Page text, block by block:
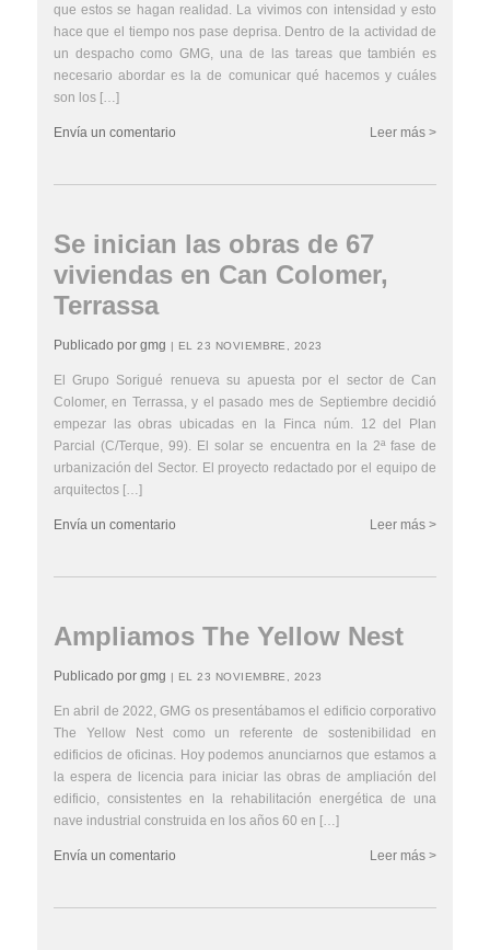
que estos se hagan realidad. La vivimos con intensidad y esto
hace que el tiempo nos pase deprisa. Dentro de la actividad de
un despacho como GMG, una de las tareas que también es
necesario abordar es la de comunicar qué hacemos y cuáles
son los […]
Leer más >
Envía un comentario
Se inician las obras de 67
viviendas en Can Colomer,
Terrassa
Publicado por gmg | EL 23 NOVIEMBRE, 2023
El Grupo Sorigué renueva su apuesta por el sector de Can
Colomer, en Terrassa, y el pasado mes de Septiembre decidió
empezar las obras ubicadas en la Finca núm. 12 del Plan
Parcial (C/Terque, 99). El solar se encuentra en la 2ª fase de
urbanización del Sector. El proyecto redactado por el equipo de
arquitectos […]
Leer más >
Envía un comentario
Ampliamos The Yellow Nest
Publicado por gmg | EL 23 NOVIEMBRE, 2023
En abril de 2022, GMG os presentábamos el edificio corporativo
The Yellow Nest como un referente de sostenibilidad en
edificios de oficinas. Hoy podemos anunciarnos que estamos a
la espera de licencia para iniciar las obras de ampliación del
edificio, consistentes en la rehabilitación energética de una
nave industrial construida en los años 60 en […]
Leer más >
Envía un comentario